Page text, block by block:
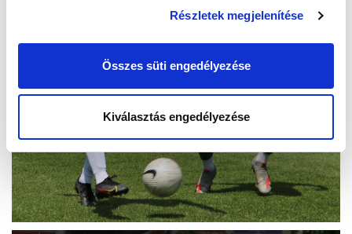
Részletek megjelenítése
Összes süti engedélyezése
Kiválasztás engedélyezése